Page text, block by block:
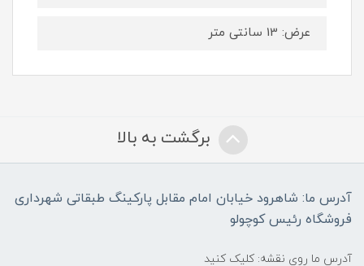
عرض: 13 سانتی متر
برگشت به بالا
آدرس ما: شاهرود خیابان امام مقابل پارکینگ طبقاتی شهرداری
فروشگاه رئیس کوچولو
آدرس ما روی نقشه: کلیک کنید